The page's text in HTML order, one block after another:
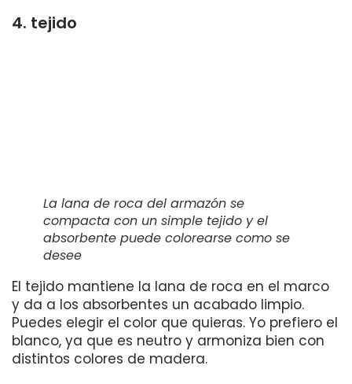
4. tejido
La lana de roca del armazón se
compacta con un simple tejido y el
absorbente puede colorearse como se
desee
El tejido mantiene la lana de roca en el marco
y da a los absorbentes un acabado limpio.
Puedes elegir el color que quieras. Yo prefiero el
blanco, ya que es neutro y armoniza bien con
distintos colores de madera.